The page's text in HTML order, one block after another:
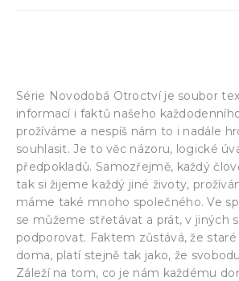
Série Novodobá Otroctví je soubor
informací i faktů našeho
prožíváme a nespíš nám to i nadále
souhlasit. Je to věc názoru, logické
předpokladů. Samozřejmě, každý
tak si žijeme každý jiné životy,
máme také mnoho společného. Ve
se můžeme střetávat a prát, v jiných
podporovat. Faktem zůstává, že
doma, platí stejně tak jako, že
Záleží na tom, co je nám každému